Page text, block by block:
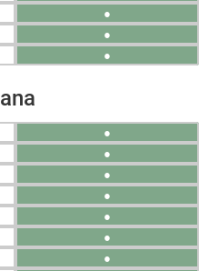
●
●
●
●
●
●
●
●
●
●